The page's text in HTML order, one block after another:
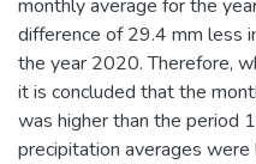
monthly average for the
difference of 29.4 mm less
the year 2020. Therefore,
it is concluded that the
was higher than the period
precipitation averages